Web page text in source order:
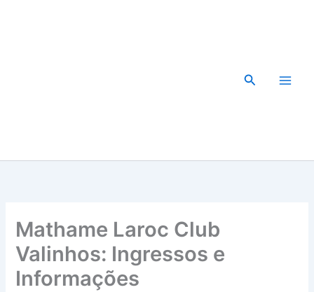
Pesquisar
Mathame Laroc Club
Valinhos: Ingressos e
Informações